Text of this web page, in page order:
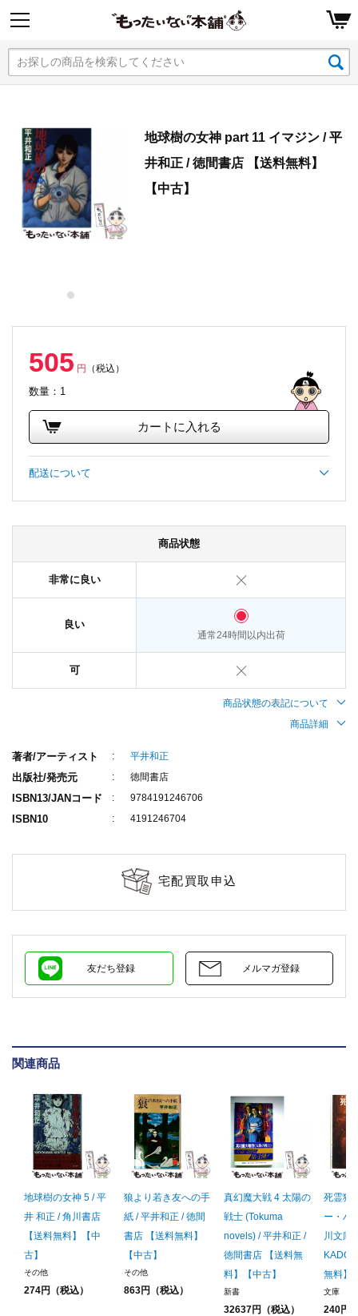
地球樹の女神 part 11 イマジン / 平
井和正 / 徳間書店 【送料無料】
【中古】
505 円 （税込）
数量：1
カートに入れる
配送について
商品状態
非常に良い
良い
通常24時間以内出荷
可
商品状態の表記について
商品詳細
著者/アーティスト 平井和正
出版社/発売元 徳間書店
ISBN13/JANコード 9784191246706
ISBN10 4191246704
宅配買取申込
友だち登録 メルマガ登録
関連商品
地球樹の女神 5 / 平
井 和正 / 角川書店
【送料無料】【中
古】
その他
274円（税込）
狼より若き友への手
紙 / 平井和正 / 徳間
書店 【送料無料】
【中古】
その他
863円（税込）
真幻魔大戦 4 太陽の
戦士 (Tokuma
novels) / 平井和正 /
徳間書店 【送料無
料】【中古】
新書
32637円（税込）
死霊狩
ー・ハ
川文庫
無料】
文庫
240円